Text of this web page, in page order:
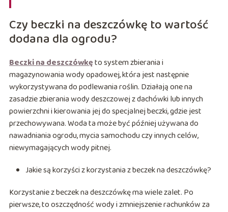
Czy beczki na deszczówkę to wartość
dodana dla ogrodu?
Beczki na deszczówkęto system zbierania i
magazynowania wody opadowej, która jest następnie
wykorzystywana do podlewania roślin. Działają one na
zasadzie zbierania wody deszczowej z dachówki lub innych
powierzchni i kierowania jej do specjalnej beczki, gdzie jest
przechowywana. Woda ta może być później używana do
nawadniania ogrodu, mycia samochodu czy innych celów,
niewymagających wody pitnej.
Jakie są korzyści z korzystania z beczek na deszczówkę?
Korzystanie z beczek na deszczówkę ma wiele zalet. Po
pierwsze, to oszczędność wody i zmniejszenie rachunków za